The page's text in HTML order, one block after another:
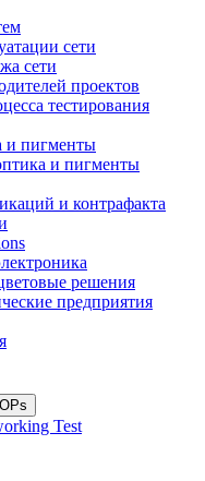
сети
сети
проектов
тестирования
и пигменты
и пигменты
и контрафакта
решения
предприятия
Test